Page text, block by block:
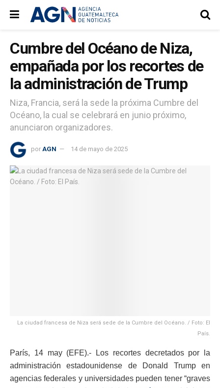
Cumbre del Océano de Niza,
empañada por los recortes de
la administración de Trump
Niza, Francia, será la sede la próxima Cumbre del
Océano, la cual se celebrará en junio próximo,
anunciaron organizadores.
por AGN 14 de mayo de 2025
La ciudad francesa de Niza será sede de la Cumbre del Océano. / Foto: El
País.
París, 14 may (EFE).- Los recortes decretados por la
administración estadounidense de Donald Trump en
agencias federales y universidades pueden tener “graves